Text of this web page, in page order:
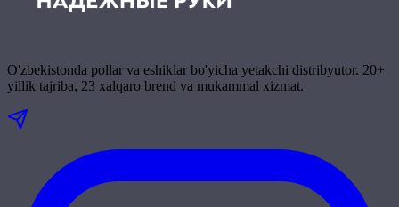
O'zbekistonda pollar va eshiklar bo'yicha yetakchi distribyutor. 20+
yillik tajriba, 23 xalqaro brend va mukammal xizmat.